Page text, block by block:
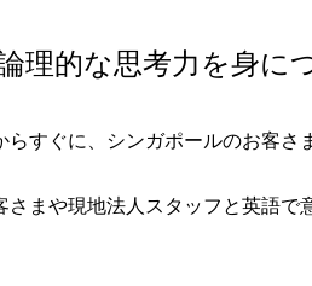
理的な思考力を身に
すぐに、シンガポールのお客
まや現地法人スタッフと英語で